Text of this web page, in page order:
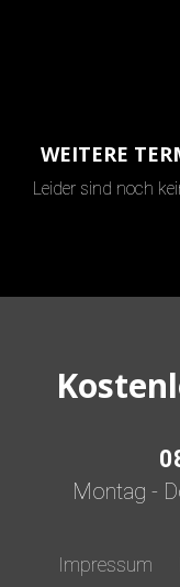
WEITERE
Leider sind noch
Montag -
Impressum